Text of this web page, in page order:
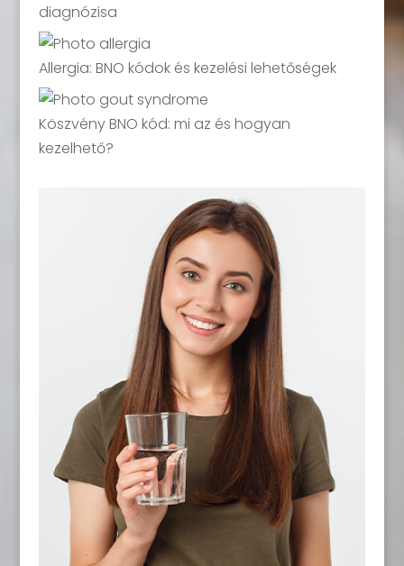
diagnózisa
Allergia: BNO kódok és kezelési lehetőségek
Köszvény BNO kód: mi az és hogyan
kezelhető?